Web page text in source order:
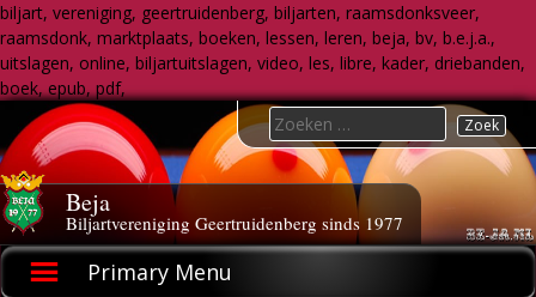
biljart, vereniging, geertruidenberg, biljarten, raamsdonksveer,
raamsdonk, marktplaats, boeken, lessen, leren, beja, bv, b.e.j.a.,
uitslagen, online, biljartuitslagen, video, les, libre, kader, driebanden,
boek, epub, pdf,
to
content
Beja
Biljartvereniging Geertruidenberg sinds 1977
Primary Menu
Search
for: